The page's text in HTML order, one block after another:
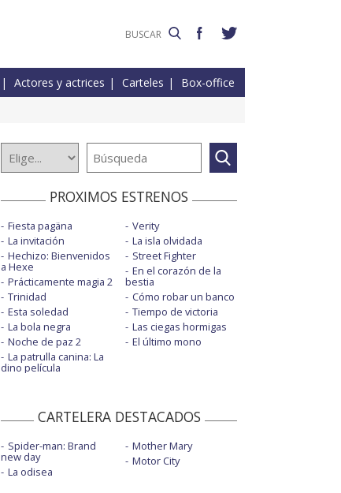
Actores y actrices Carteles Box-office
PROXIMOS ESTRENOS
Fiesta pagäna
La invitación
Hechizo: Bienvenidos
a Hexe
Prácticamente magia 2
Trinidad
Esta soledad
La bola negra
Noche de paz 2
La patrulla canina: La
dino película
Verity
La isla olvidada
Street Fighter
En el corazón de la
bestia
Cómo robar un banco
Tiempo de victoria
Las ciegas hormigas
El último mono
CARTELERA DESTACADOS
Spider-man: Brand
new day
La odisea
Mother Mary
Motor City